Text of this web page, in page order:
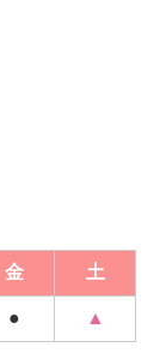
金 土
● ▲